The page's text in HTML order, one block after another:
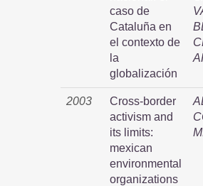
caso de
Cataluña en
el contexto de
la
globalización
2003
Cross-border
activism and
its limits:
mexican
environmental
organizations